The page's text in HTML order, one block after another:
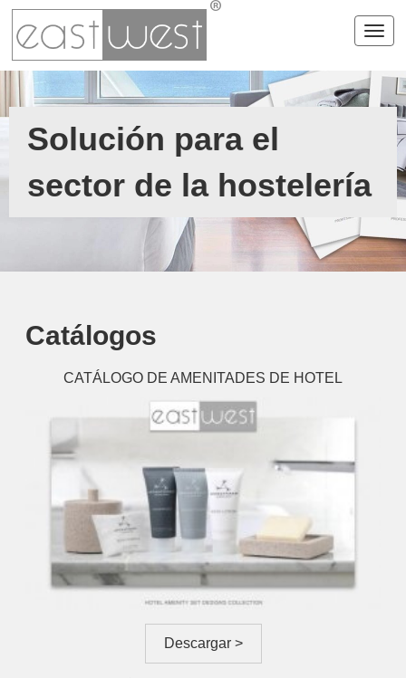
Solución para el
sector de la hostelería
Catálogos
CATÁLOGO DE AMENITADES DE HOTEL
Descargar >